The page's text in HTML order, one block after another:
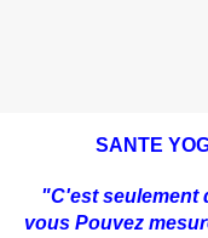
SANTE
"C'est seulement
vous Pouvez